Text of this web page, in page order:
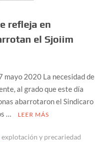
refleja en
el Sjoiim
mayo 2020 La necesidad de
al grado que este día
abarrotaron el Sindicaro
…
LEER MÁS
explotación y precariedad